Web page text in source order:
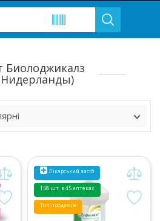
Биолоджикалз
Лікарський засіб
158 шт. в 45 аптеках
Топ продажів